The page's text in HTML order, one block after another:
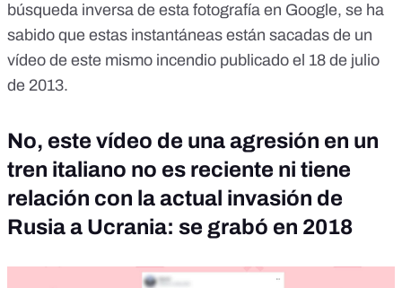
búsqueda inversa de esta fotografía en Google, se ha
sabido que estas instantáneas están sacadas de un
vídeo de este mismo incendio publicado el 18 de julio
de 2013.
No, este vídeo de una agresión en un
tren italiano no es reciente ni tiene
relación con la actual invasión de
Rusia a Ucrania: se grabó en 2018